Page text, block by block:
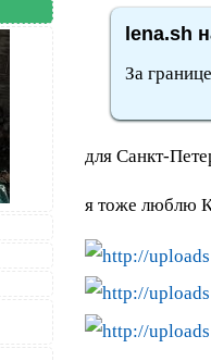
lena.sh
За
для Санкт-
я тоже люблю